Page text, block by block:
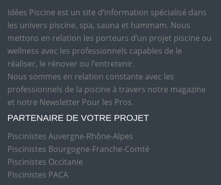
Idées Piscine est un site d’information spécialisé dans
les univers piscine, spa, sauna et hammam. Nous
mettons en relation les porteurs d’un projet piscine ou
wellness avec les professionnels capables de le
réaliser, le rénover ou l’entretenir.
Nous sommes en relation constante avec les
professionnels de la piscine à travers notre magazine
et notre Newsletter Pour les Pros.
PARTENAIRE DE VOTRE PROJET
Piscinistes Auvergne-Rhône-Alpes
Piscinistes Bourgogne-Franche-Comté
Piscinistes Occitanie
Piscinistes PACA